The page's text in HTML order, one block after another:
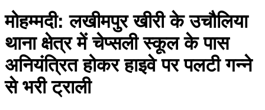
मोहम्मदी: लखीमपुर खीरी के उचौलिया
थाना क्षेत्र में चेप्सली स्कूल के पास
अनियंत्रित होकर हाइवे पर पलटी गन्ने
से भरी ट्राली